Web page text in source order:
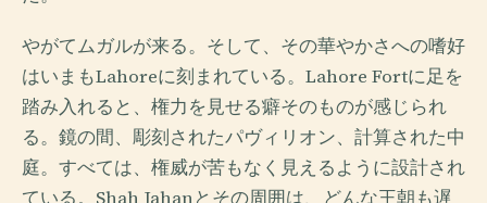
やがてムガルが来る。そして、その華やかさへの嗜好
はいまもLahoreに刻まれている。Lahore Fortに足を
踏み入れると、権力を見せる癖そのものが感じられ
る。鏡の間、彫刻されたパヴィリオン、計算された中
庭。すべては、権威が苦もなく見えるように設計され